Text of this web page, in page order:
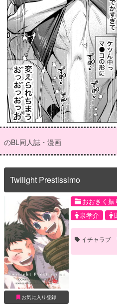
のBL同人誌・漫画
Twilight Prestissimo
お気に入り登録
おおきく振
泉孝介
イチャラブ